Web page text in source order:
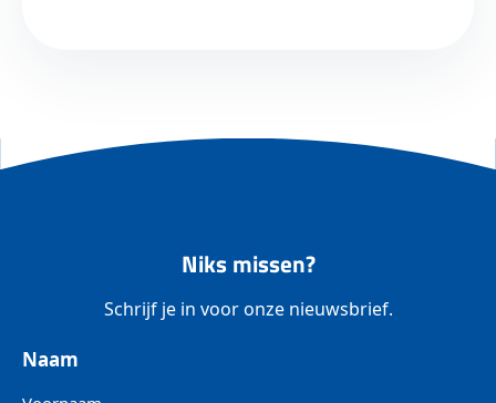
Niks missen?
Schrijf je in voor onze nieuwsbrief.
Naam